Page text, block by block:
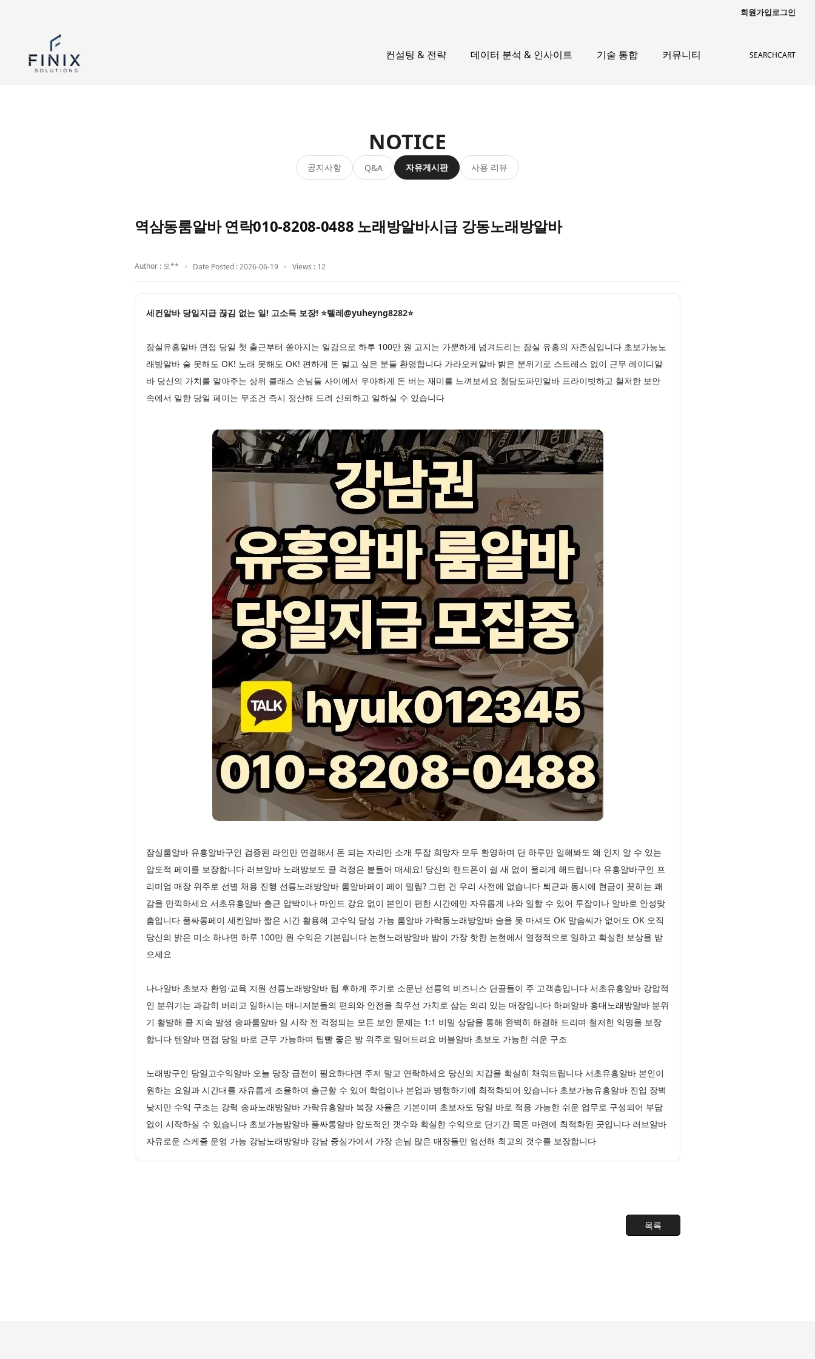
회원가입로그인
컨설팅 & 전략 데이터 분석 & 인사이트 기술 통합 커뮤니티 SEARCHCART
NOTICE
공지사항 Q&A 자유게시판 사용 리뷰
역삼동룸알바 연락010-8208-0488 노래방알바시급 강동노래방알바
Author : 오** Date Posted : 2026-06-19 Views : 12
세컨알바 당일지급 끊김 없는 일! 고소득 보장! ⭐텔레@yuheyng8282⭐
잠실유흥알바 면접 당일 첫 출근부터 쏟아지는 일감으로 하루 100만 원 고지는 가뿐하게 넘겨드리는 잠실 유흥의 자존심입니다 초보가능노
래방알바 술 못해도 OK! 노래 못해도 OK! 편하게 돈 벌고 싶은 분들 환영합니다 가라오케알바 밝은 분위기로 스트레스 없이 근무 레이디알
바 당신의 가치를 알아주는 상위 클래스 손님들 사이에서 우아하게 돈 버는 재미를 느껴보세요 청담도파민알바 프라이빗하고 철저한 보안
속에서 일한 당일 페이는 무조건 즉시 정산해 드려 신뢰하고 일하실 수 있습니다
잠실룸알바 유흥알바구인 검증된 라인만 연결해서 돈 되는 자리만 소개 투잡 희망자 모두 환영하며 단 하루만 일해봐도 왜 인지 알 수 있는
압도적 페이를 보장합니다 러브알바 노래방보도 콜 걱정은 붙들어 매세요! 당신의 핸드폰이 쉴 새 없이 울리게 해드립니다 유흥알바구인 프
리미엄 매장 위주로 선별 채용 진행 선릉노래방알바 룸알바페이 페이 밀림? 그런 건 우리 사전에 없습니다 퇴근과 동시에 현금이 꽂히는 쾌
감을 만끽하세요 서초유흥알바 출근 압박이나 마인드 강요 없이 본인이 편한 시간에만 자유롭게 나와 일할 수 있어 투잡이나 알바로 안성맞
춤입니다 풀싸롱페이 세컨알바 짧은 시간 활용해 고수익 달성 가능 룸알바 가락동노래방알바 술을 못 마셔도 OK 말솜씨가 없어도 OK 오직
당신의 밝은 미소 하나면 하루 100만 원 수익은 기본입니다 논현노래방알바 밤이 가장 핫한 논현에서 열정적으로 일하고 확실한 보상을 받
으세요
나나알바 초보자 환영·교육 지원 선릉노래방알바 팁 후하게 주기로 소문난 선릉역 비즈니스 단골들이 주 고객층입니다 서초유흥알바 강압적
인 분위기는 과감히 버리고 일하시는 매니저분들의 편의와 안전을 최우선 가치로 삼는 의리 있는 매장입니다 하퍼알바 홍대노래방알바 분위
기 활발해 콜 지속 발생 송파룸알바 일 시작 전 걱정되는 모든 보안 문제는 1:1 비밀 상담을 통해 완벽히 해결해 드리며 철저한 익명을 보장
합니다 텐알바 면접 당일 바로 근무 가능하며 팁빨 좋은 방 위주로 밀어드려요 버블알바 초보도 가능한 쉬운 구조
노래방구인 당일고수익알바 오늘 당장 급전이 필요하다면 주저 말고 연락하세요 당신의 지갑을 확실히 채워드립니다 서초유흥알바 본인이
원하는 요일과 시간대를 자유롭게 조율하여 출근할 수 있어 학업이나 본업과 병행하기에 최적화되어 있습니다 초보가능유흥알바 진입 장벽
낮지만 수익 구조는 강력 송파노래방알바 가락유흥알바 복장 자율은 기본이며 초보자도 당일 바로 적응 가능한 쉬운 업무로 구성되어 부담
없이 시작하실 수 있습니다 초보가능밤알바 풀싸롱알바 압도적인 갯수와 확실한 수익으로 단기간 목돈 마련에 최적화된 곳입니다 러브알바
자유로운 스케줄 운영 가능 강남노래방알바 강남 중심가에서 가장 손님 많은 매장들만 엄선해 최고의 갯수를 보장합니다
목록